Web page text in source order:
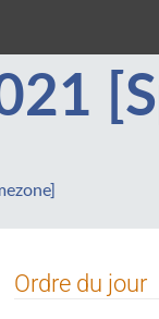
Ordre du jour